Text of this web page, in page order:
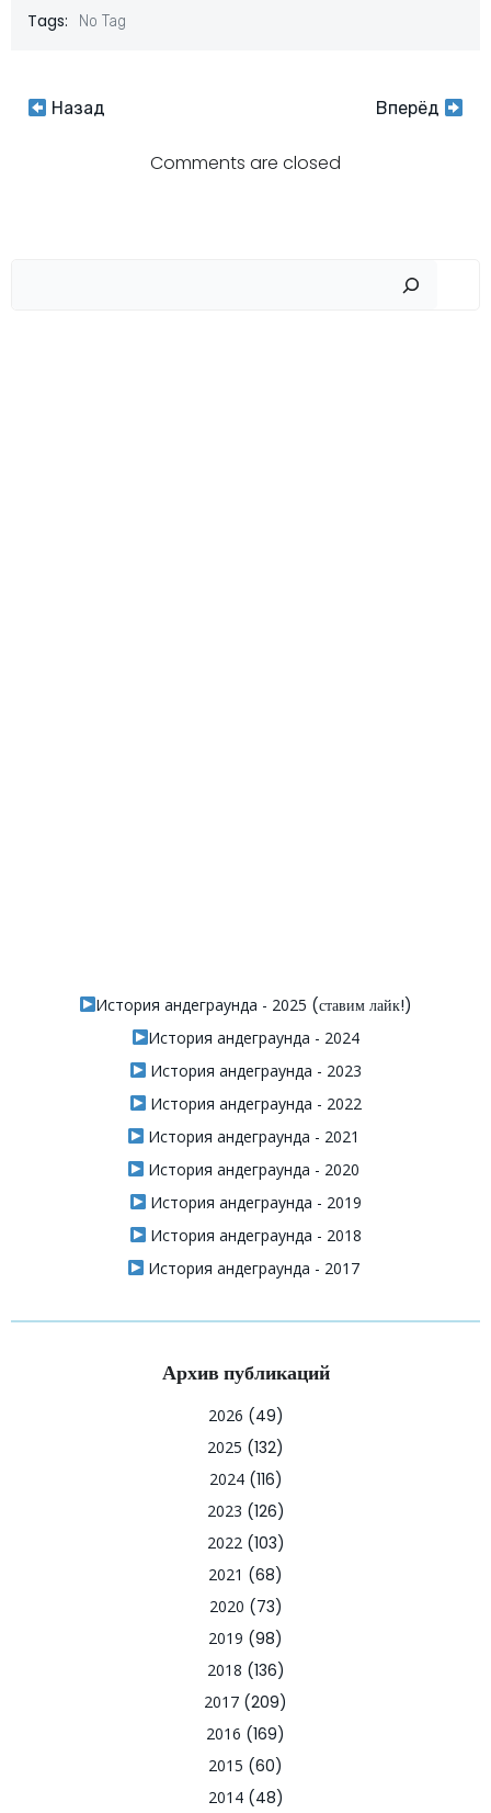
Tags: No Tag
Навигация
Назад
Навигация
по
Вперёд
Comments are closed
История андеграунда - 2025 (ставим лайк!)
История андеграунда - 2024
История андеграунда - 2023
История андеграунда - 2022
История андеграунда - 2021
История андеграунда - 2020
История андеграунда - 2019
История андеграунда - 2018
История андеграунда - 2017
Архив публикаций
2026 (49)
2025 (132)
2024(116)
2023 (126)
2022(103)
2021 (68)
2020 (73)
2019 (98)
2018 (136)
2017 (209)
2016 (169)
2015 (60)
2014(48)